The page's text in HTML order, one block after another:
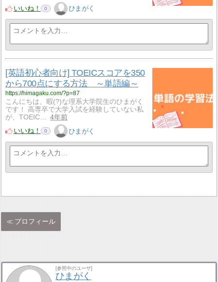
いいね！
0 ひまがく
[英語初心者向け] TOEICスコアを350
から700点にする方法 ～単語編～
https://himagaku.com/?p=87
こんにちは、暇(?)な理系大学院生のひまがく
です！ 高専卒で大学入試を経験していない私
が、TOEIC…
4年前
いいね！
0 ひまがく
プロフィール
[参照中のユーザ]
ひまがく